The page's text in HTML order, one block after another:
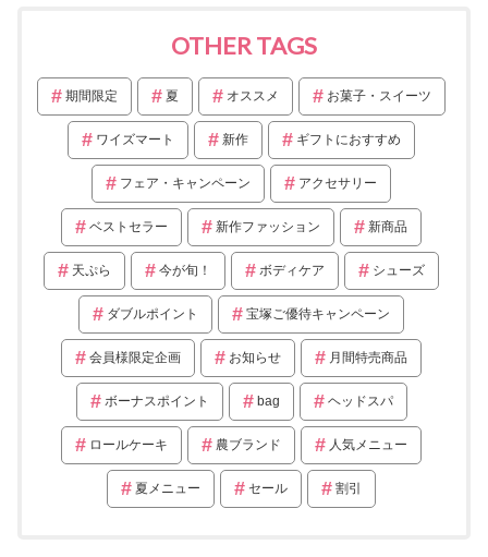
OTHER TAGS
期間限定 夏 オススメ お菓子・スイーツ
ワイズマート 新作 ギフトにおすすめ
フェア・キャンペーン アクセサリー
ベストセラー 新作ファッション 新商品
天ぷら 今が旬！ ボディケア シューズ
ダブルポイント 宝塚ご優待キャンペーン
会員様限定企画 お知らせ 月間特売商品
ボーナスポイント bag ヘッドスパ
ロールケーキ 農ブランド 人気メニュー
夏メニュー セール 割引